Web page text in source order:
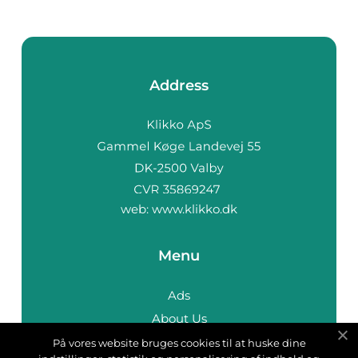
Address
web: www.klikko.dk
Menu
Ads
About Us
Cookies
På vores website bruges cookies til at huske dine